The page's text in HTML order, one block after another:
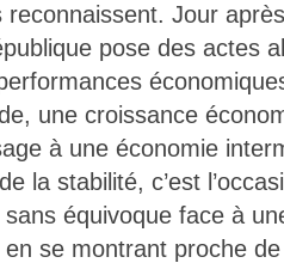
reconnaissent. Jour
pose des actes
une croissance
à une économie
la stabilité, c’est
équivoque face à
se montrant proche